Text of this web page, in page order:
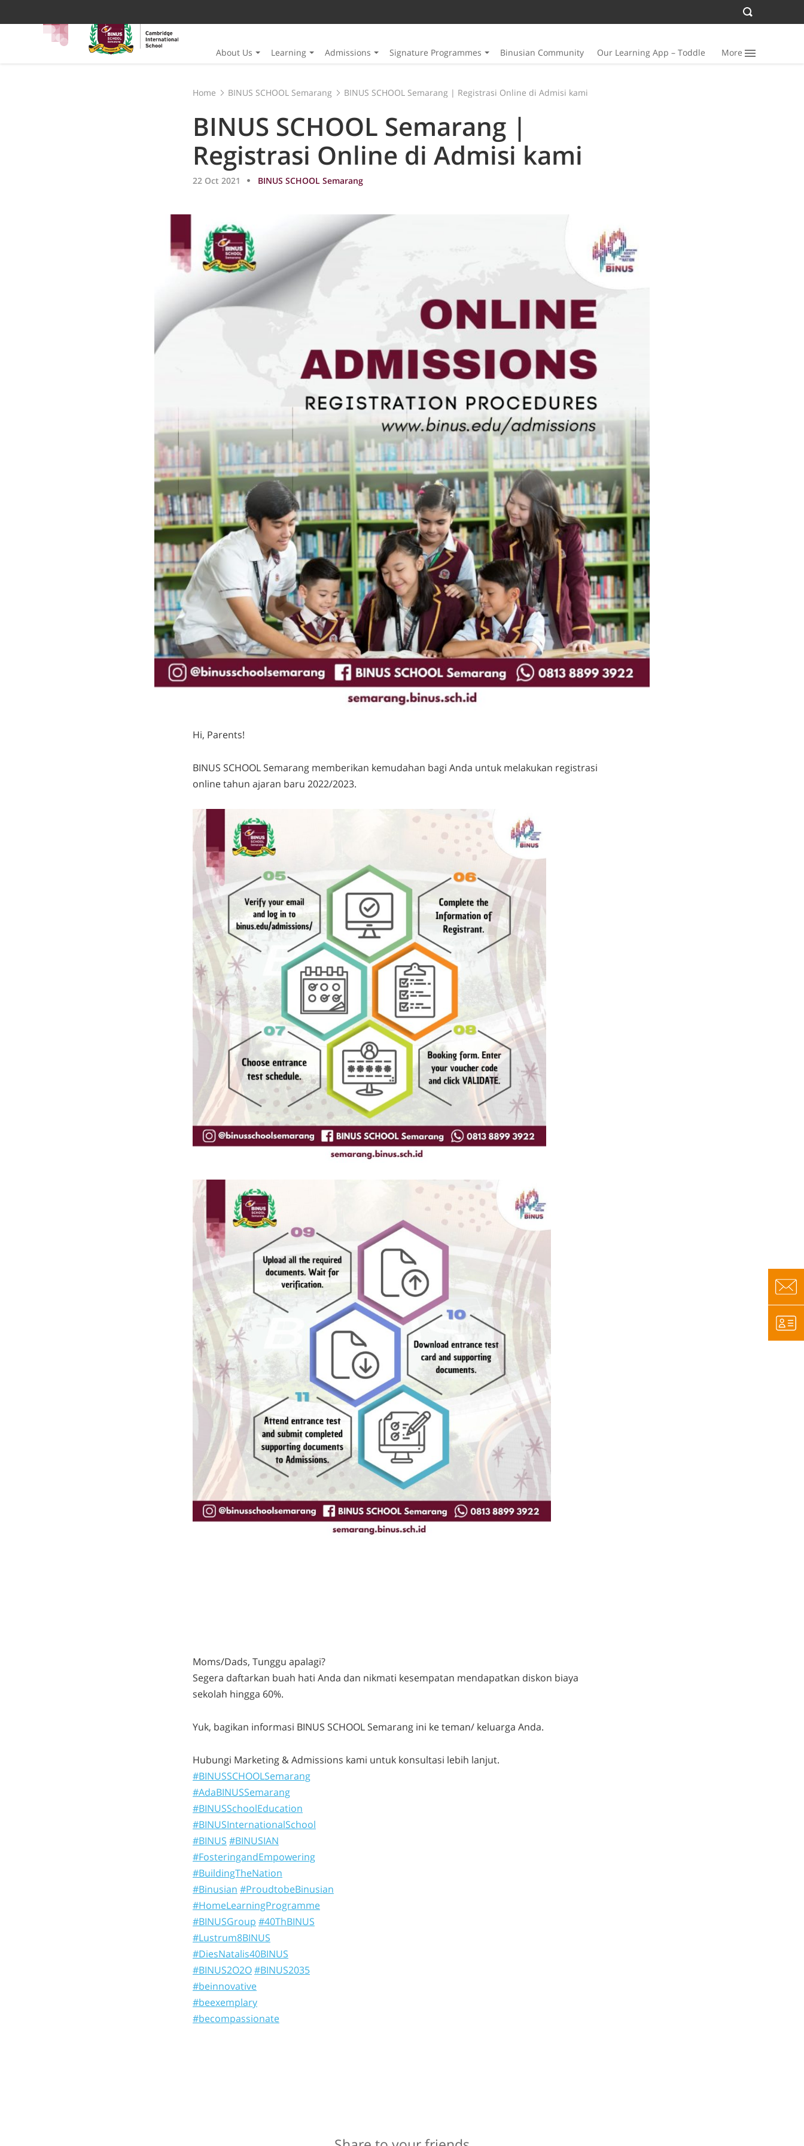
About Us Learning Admissions Signature Programmes Binusian Community Our Learning App – Toddle More
Home BINUS SCHOOL Semarang BINUS SCHOOL Semarang | Registrasi Online di Admisi kami
BINUS SCHOOL Semarang |
Registrasi Online di Admisi kami
22 Oct 2021 BINUS SCHOOL Semarang
Hi, Parents!
BINUS SCHOOL Semarang memberikan kemudahan bagi Anda untuk melakukan registrasi
online tahun ajaran baru 2022/2023.
Moms/Dads, Tunggu apalagi?
Segera daftarkan buah hati Anda dan nikmati kesempatan mendapatkan diskon biaya
sekolah hingga 60%.
Yuk, bagikan informasi BINUS SCHOOL Semarang ini ke teman/ keluarga Anda.
Hubungi Marketing & Admissions kami untuk konsultasi lebih lanjut.
#BINUSSCHOOLSemarang
#AdaBINUSSemarang
#BINUSSchoolEducation
#BINUSInternationalSchool
#BINUS #BINUSIAN
#FosteringandEmpowering
#BuildingTheNation
#Binusian #ProudtobeBinusian
#HomeLearningProgramme
#BINUSGroup #40ThBINUS
#Lustrum8BINUS
#DiesNatalis40BINUS
#BINUS2O2O#BINUS2035
#beinnovative
#beexemplary
#becompassionate